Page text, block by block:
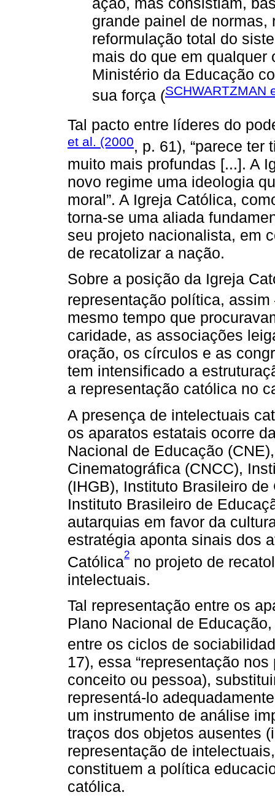
grande painel de
reformulação total do
mais do que em qualquer
Ministério da Educação
sua força (SCHWARTZMAN
Tal pacto entre líderes do
et al. (2000, p. 61), “parece ter
muito mais profundas [...]. A
novo regime uma ideologia
moral”. A Igreja Católica,
torna-se uma aliada
seu projeto nacionalista, em
de recatolizar a nação.
Sobre a posição da Igreja
representação política, assim
mesmo tempo que
caridade, as associações
oração, os círculos e as
tem intensificado a
a representação católica no
A presença de intelectuais
os aparatos estatais ocorre
Nacional de Educação
Cinematográfica (CNCC),
(IHGB), Instituto Brasileiro
Instituto Brasileiro de
autarquias em favor da
estratégia aponta sinais dos
Católica2 no projeto de
intelectuais.
Tal representação entre os
Plano Nacional de
entre os ciclos de
17), essa “representação
conceito ou pessoa),
representá-lo
um instrumento de análise
traços dos objetos ausentes
representação de
constituem a política
católica.